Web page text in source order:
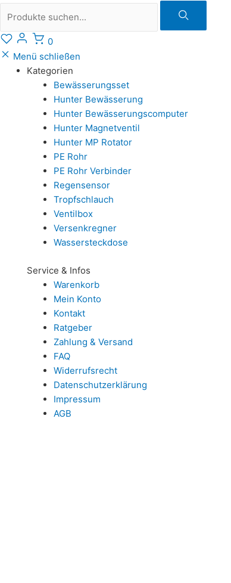
Suche
0
Menü schließen
Kategorien
Bewässerungsset
Hunter Bewässerung
Hunter Bewässerungscomputer
Hunter Magnetventil
Hunter MP Rotator
PE Rohr
PE Rohr Verbinder
Regensensor
Tropfschlauch
Ventilbox
Versenkregner
Wassersteckdose
Service & Infos
Warenkorb
Mein Konto
Kontakt
Ratgeber
Zahlung & Versand
FAQ
Widerrufsrecht
Datenschutzerklärung
Impressum
AGB